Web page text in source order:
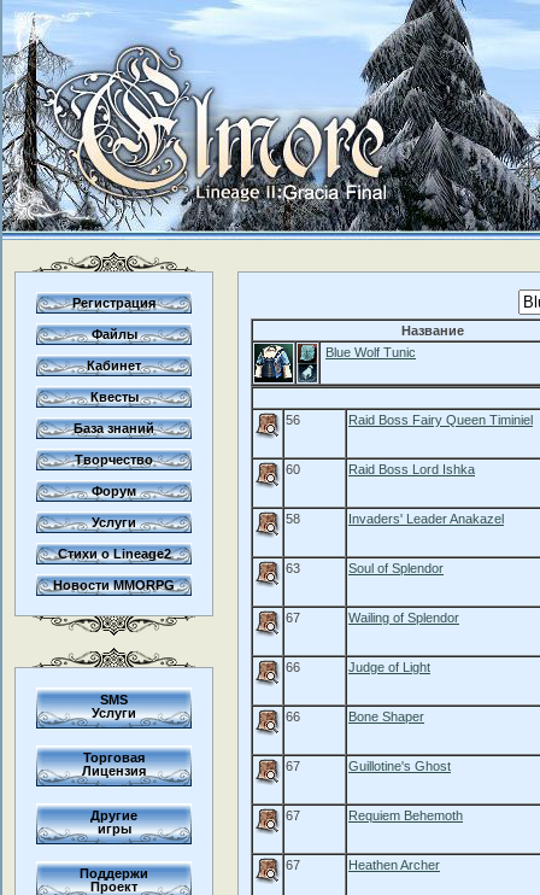
Регистрация
Файлы
Кабинет
Квесты
База знаний
Творчество
Форум
Услуги
Стихи о Lineage2
Новости MMORPG
SMS
Услуги
Торговая
Лицензия
Другие
игры
Поддержи
Проект
Название
Blue Wolf Tunic
56 Raid Boss Fairy Queen Timiniel
60 Raid Boss Lord Ishka
58 Invaders' Leader Anakazel
63 Soul of Splendor
67 Wailing of Splendor
66 Judge of Light
66 Bone Shaper
67 Guillotine's Ghost
67 Requiem Behemoth
67 Heathen Archer